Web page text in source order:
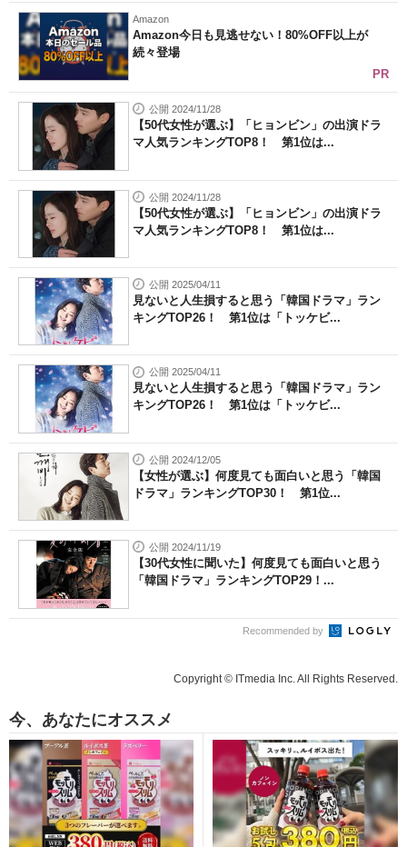
Amazon
Amazon今日も見逃せない！80%OFF以上が
続々登場
PR
公開 2024/11/28
【50代女性が選ぶ】「ヒョンビン」の出演ドラ
マ人気ランキングTOP8！ 第1位は...
公開 2024/11/28
【50代女性が選ぶ】「ヒョンビン」の出演ドラ
マ人気ランキングTOP8！ 第1位は...
公開 2025/04/11
見ないと人生損すると思う「韓国ドラマ」ラン
キングTOP26！ 第1位は「トッケビ...
公開 2025/04/11
見ないと人生損すると思う「韓国ドラマ」ラン
キングTOP26！ 第1位は「トッケビ...
公開 2024/12/05
【女性が選ぶ】何度見ても面白いと思う「韓国
ドラマ」ランキングTOP30！ 第1位...
公開 2024/11/19
【30代女性に聞いた】何度見ても面白いと思う
「韓国ドラマ」ランキングTOP29！...
Recommended by
Copyright © ITmedia Inc. All Rights Reserved.
今、あなたにオススメ